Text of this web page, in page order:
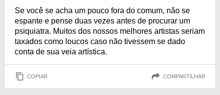
Se você se acha um pouco fora do comum, não se
espante e pense duas vezes antes de procurar um
psiquiatra. Muitos dos nossos melhores artistas seriam
taxados como loucos caso não tivessem se dado
conta de sua veia artística.
COPIAR COMPARTILHAR